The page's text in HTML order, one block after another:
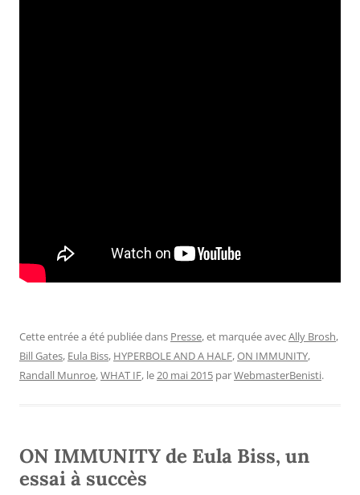
Cette entrée a été publiée dans Presse, et marquée avecAlly Brosh,
Bill Gates, Eula Biss, HYPERBOLE AND A HALF,ON IMMUNITY,
Randall Munroe,WHAT IF, le20 mai 2015 parWebmasterBenisti.
ON IMMUNITY de Eula Biss, un
essai à succès